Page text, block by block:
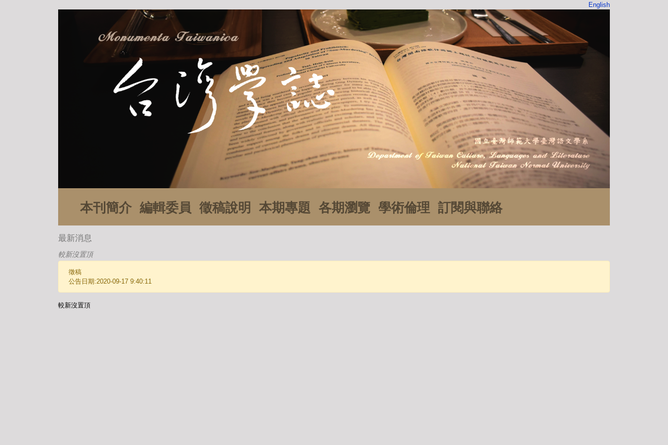
English
本刊簡介 編輯委員 徵稿說明 本期專題 各期瀏覽 學術倫理 訂閱與聯絡
最新消息
較新沒置頂
徵稿
公告日期:2020-09-17 9:40:11
較新沒置頂